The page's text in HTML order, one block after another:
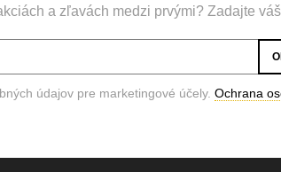
a zľavách medzi prvými? Zadajte
údajov pre marketingové účely. Ochrana